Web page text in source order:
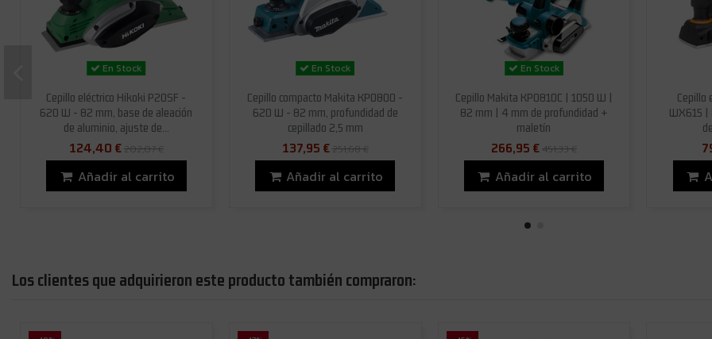
En Stock
Cepillo eléctrico Hikoki P20SF -
620 W - 82 mm, base de aleación
de aluminio, ajuste de...
124,40 €202,07 €
Añadir al carrito
En Stock
Cepillo compacto Makita KP0800 -
620 W - 82 mm, profundidad de
cepillado 2,5 mm
137,95 €251,68 €
Añadir al carrito
En Stock
Cepillo Makita KP0810C | 1050 W |
82 mm | 4 mm de profundidad +
maletín
266,95 €451,33 €
Añadir al carrito
Cepillo
WX615 |
Los clientes que adquirieron este producto también compraron: